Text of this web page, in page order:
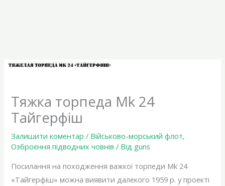
Тяжка торпеда Mk 24
Тайгерфіш
Залишити коментар / Військово-морський флот,
Озброєння підводних човнів / Від guns
Посилання на походження важкої торпеди Mk 24
«Тайгерфіш» можна виявити далекого 1959 р. у проекті